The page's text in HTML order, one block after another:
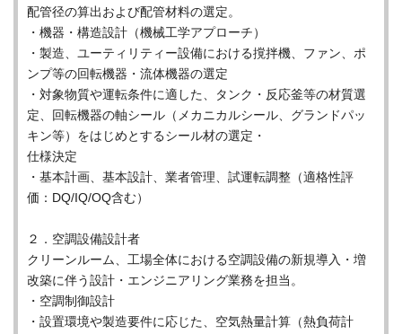
配管径の算出および配管材料の選定。
・機器・構造設計（機械工学アプローチ）
・製造、ユーティリティー設備における撹拌機、ファン、ポ
ンプ等の回転機器・流体機器の選定
・対象物質や運転条件に適した、タンク・反応釜等の材質選
定、回転機器の軸シール（メカニカルシール、グランドパッ
キン等）をはじめとするシール材の選定・
仕様決定
・基本計画、基本設計、業者管理、試運転調整（適格性評
価：DQ/IQ/OQ含む）
２．空調設備設計者
クリーンルーム、工場全体における空調設備の新規導入・増
改築に伴う設計・エンジニアリング業務を担当。
・空調制御設計
・設置環境や製造要件に応じた、空気熱量計算（熱負荷計